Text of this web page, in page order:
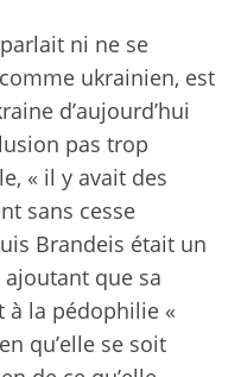
ni ne se
ukrainien, est
d’aujourd’hui
pas trop
« il y avait des
sans cesse
Brandeis était un
que sa
à la pédophilie «
qu’elle se soit